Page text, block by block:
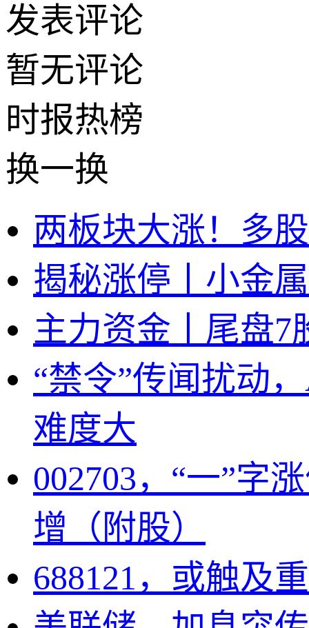
发表评论
暂无评论
时报热榜
换一换
两板块大涨！多
揭秘涨停丨小金
主力资金丨尾盘7
“禁令”传闻扰动
难度大
002703，“一”字
增（附股）
688121，或触及